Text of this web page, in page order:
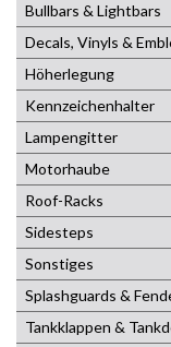
Bullbars & Lightbars
Decals, Vinyls &
Höherlegung
Kennzeichenhalter
Lampengitter
Motorhaube
Roof-Racks
Sidesteps
Sonstiges
Splashguards &
Tankklappen &